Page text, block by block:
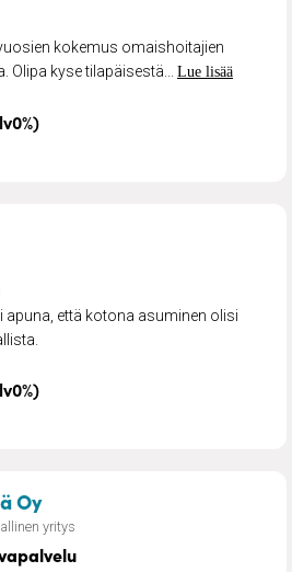
kokemus omaishoitajien
kyse tilapäisestä... Lue lisää
kotihoitoa
apuna, että kotona asuminen olisi
Oy– Ennaltaehkäisevä
yritys